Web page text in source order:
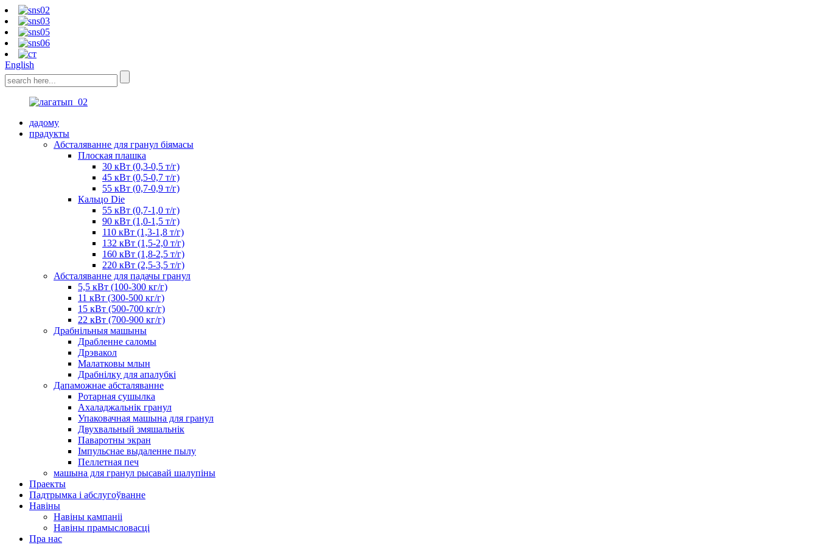
English
дадому
прадукты
Абсталяванне для гранул біямасы
Плоская плашка
30 кВт (0,3-0,5 т/г)
45 кВт (0,5-0,7 т/г)
55 кВт (0,7-0,9 т/г)
Кальцо Die
55 кВт (0,7-1,0 т/г)
90 кВт (1,0-1,5 т/г)
110 кВт (1,3-1,8 т/г)
132 кВт (1,5-2,0 т/г)
160 кВт (1,8-2,5 т/г)
220 кВт (2,5-3,5 т/г)
Абсталяванне для падачы гранул
5,5 кВт (100-300 кг/г)
11 кВт (300-500 кг/г)
15 кВт (500-700 кг/г)
22 кВт (700-900 кг/г)
Драбнільныя машыны
Драбленне саломы
Дрэвакол
Малатковы млын
Драбнілку для апалубкі
Дапаможнае абсталяванне
Ротарная сушылка
Ахаладжальнік гранул
Упаковачная машына для гранул
Двухвальный змяшальнік
Паваротны экран
Імпульснае выдаленне пылу
Пеллетная печ
машына для гранул рысавай шалупіны
Праекты
Падтрымка і абслугоўванне
Навіны
Навіны кампаніі
Навіны прамысловасці
Пра нас